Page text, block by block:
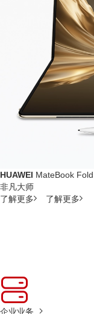
HUAWEI MateBook Fold
非凡大师
了解更多
了解更多
企业业务